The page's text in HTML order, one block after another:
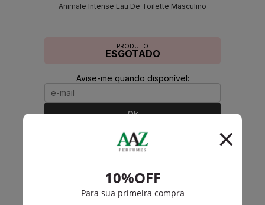
Animale Intense Eau De Toilette Masculino
PRODUTO
ESGOTADO
Avise-me quando disponível:
Ok
Animale Animale Feminino Eau de Parfum